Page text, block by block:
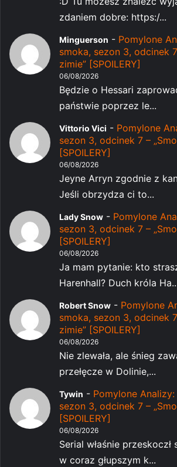
zdaniem dobre: https:/...
Minguerson - Pomylone
smoka, sezon 3, odcinek
zimie” [SPOILERY]
06/08/2026
Będzie o Hessari
państwie poprzez le...
Vittorio Vici - Pomylone
sezon 3, odcinek 7 –
[SPOILERY]
06/08/2026
Jeyne Arryn zgodnie z
Jeśli obrzydza ci to...
Lady Snow - Pomylone
sezon 3, odcinek 7 –
[SPOILERY]
06/08/2026
Ja mam pytanie: kto
Harenhall? Duch króla
Robert Snow - Pomylone
smoka, sezon 3, odcinek
zimie” [SPOILERY]
06/08/2026
Nie zlewała, ale śnieg
przełęcze w Dolinie,...
Tywin - Pomylone
sezon 3, odcinek 7 –
[SPOILERY]
06/08/2026
Serial właśnie
w coraz głupszym k...